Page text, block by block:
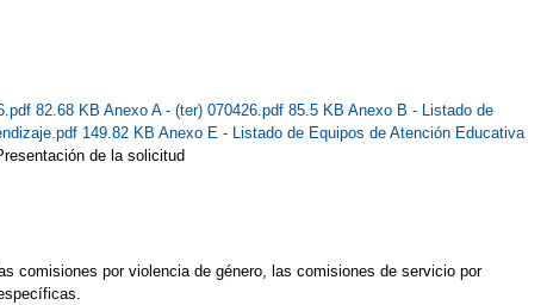
82.68 KB Anexo A - (ter) 070426.pdf 85.5 KB Anexo B - Listado de
149.82 KB Anexo E - Listado de Equipos de Atención Educativa
de la solicitud
comisiones por violencia de género, las comisiones de servicio por